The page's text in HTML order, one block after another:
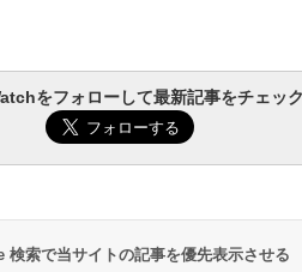
をフォローして最新記事をチェック
検索で当サイトの記事を優先表示させる